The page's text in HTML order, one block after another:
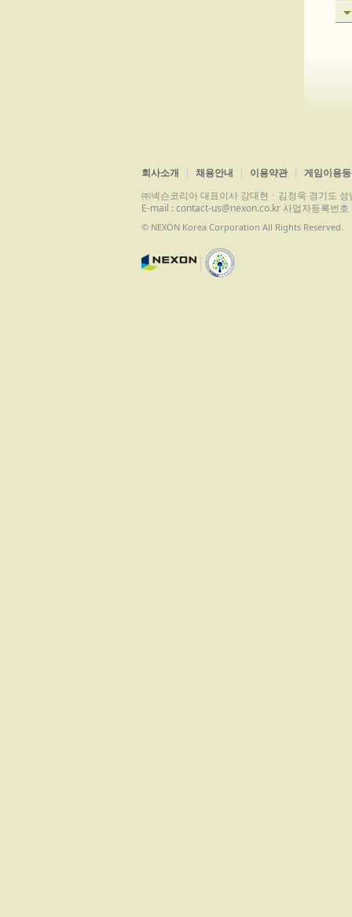
회사소개 채용안내 이용약관
게임이용
㈜넥슨코리아 대표이사 강대현ㆍ김정욱 경기도
E-mail : contact-us@nexon.co.kr 사업자등록번
© NEXON Korea Corporation All Rights Reserved.
|